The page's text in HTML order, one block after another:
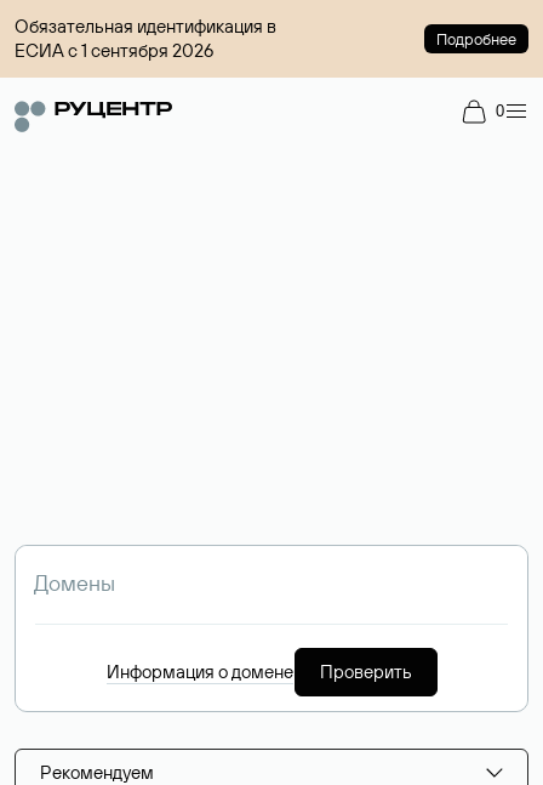
Обязательная идентификация в
ЕСИА с 1 сентября 2026
Подробнее
0
Информация о домене Проверить
Рекомендуем